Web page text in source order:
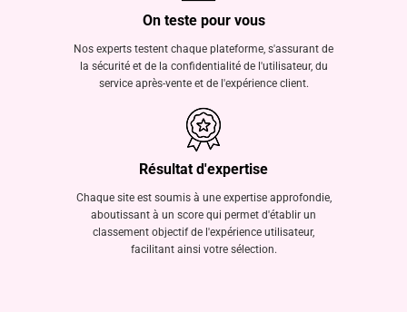
On teste pour vous
Nos experts testent chaque plateforme, s'assurant de
la sécurité et de la confidentialité de l'utilisateur, du
service après-vente et de l'expérience client.
Résultat d'expertise
Chaque site est soumis à une expertise approfondie,
aboutissant à un score qui permet d'établir un
classement objectif de l'expérience utilisateur,
facilitant ainsi votre sélection.